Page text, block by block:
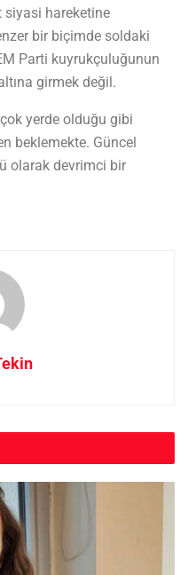
siyasi hareketine
bir biçimde soldaki
Parti kuyrukçuluğunun
girmek değil.
yerde olduğu gibi
beklemekte. Güncel
olarak devrimci bir